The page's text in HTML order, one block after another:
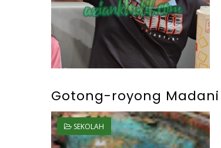
Gotong-royong Madani
SEKOLAH